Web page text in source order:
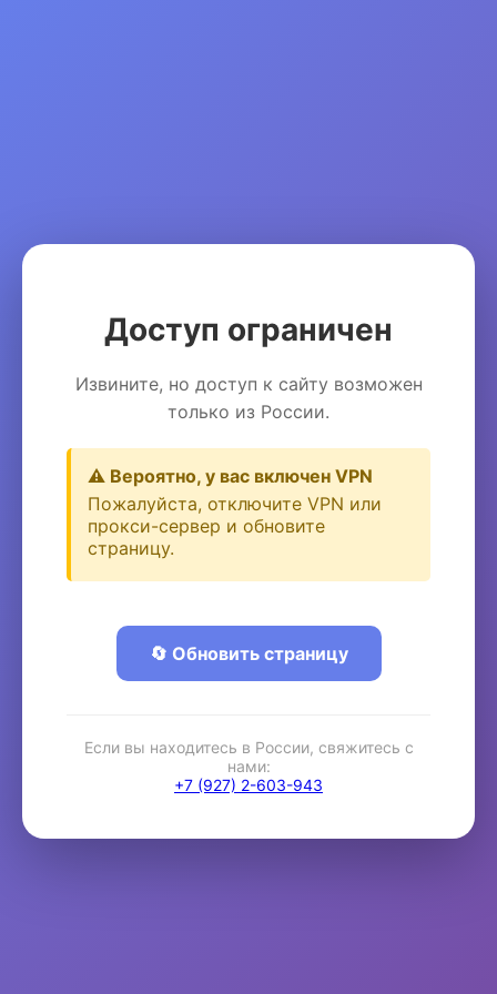
Доступ ограничен
Извините, но доступ к сайту возможен
только из России.
⚠️ Вероятно, у вас включен VPN
Пожалуйста, отключите VPN или
прокси-сервер и обновите
страницу.
🔄 Обновить страницу
Если вы находитесь в России, свяжитесь с
нами:
+7 (927) 2-603-943